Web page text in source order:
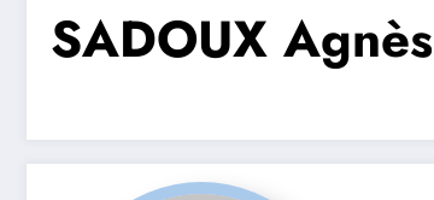
SADOUX Agnès